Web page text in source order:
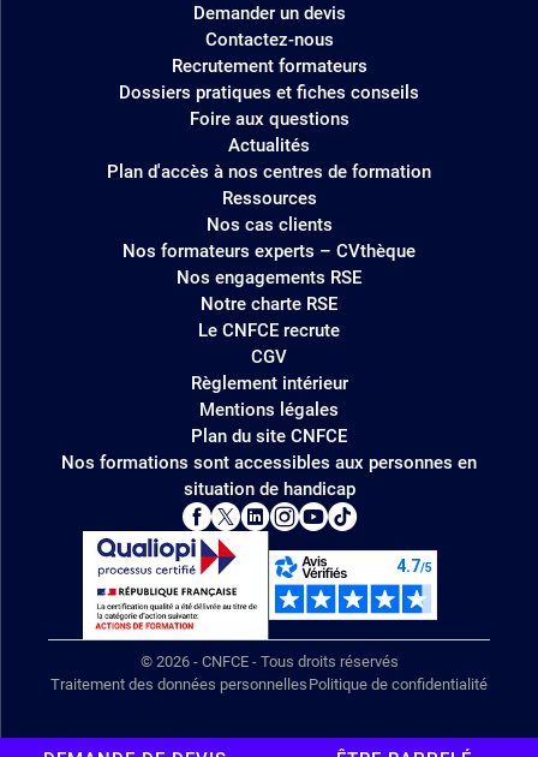
Demander un devis
Contactez-nous
Recrutement formateurs
Dossiers pratiques et fiches conseils
Foire aux questions
Actualités
Plan d'accès à nos centres de formation
Ressources
Nos cas clients
Nos formateurs experts – CVthèque
Nos engagements RSE
Notre charte RSE
Le CNFCE recrute
CGV
Règlement intérieur
Mentions légales
Plan du site CNFCE
Nos formations sont accessibles aux personnes en
situation de handicap
© 2026 - CNFCE - Tous droits réservés
Traitement des données personnelles Politique de confidentialité